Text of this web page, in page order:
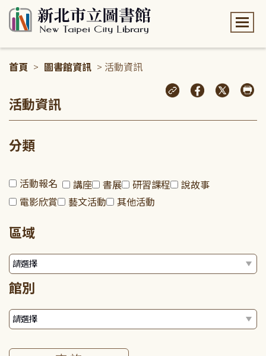
首頁 > 圖書館資訊 > 活動資訊
活動資訊
分類
活動報名 講座 書展 研習課程
說故事
電影欣賞
藝文活動 其他活動
區域
館別